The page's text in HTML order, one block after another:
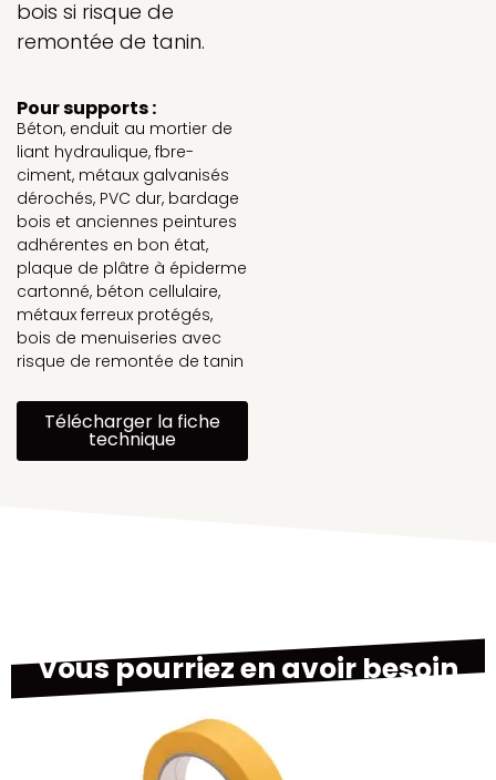
bois si risque de
remontée de tanin.
Pour supports :
Béton, enduit au mortier de
liant hydraulique, fbre-
ciment, métaux galvanisés
dérochés, PVC dur, bardage
bois et anciennes peintures
adhérentes en bon état,
plaque de plâtre à épiderme
cartonné, béton cellulaire,
métaux ferreux protégés,
bois de menuiseries avec
risque de remontée de tanin
Télécharger la fiche
technique
Vous pourriez en avoir besoin